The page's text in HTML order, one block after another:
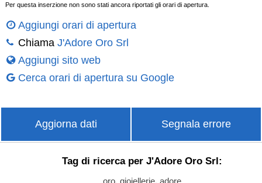
Per questa inserzione non sono stati ancora riportati gli orari di apertura.
Aggiungi orari di apertura
Chiama J'Adore Oro Srl
Aggiungi sito web
Cerca orari di apertura su Google
Aggiorna dati Segnala errore
Tag di ricerca per J'Adore Oro Srl: